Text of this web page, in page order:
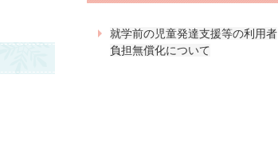
就学前の児童発達支援等の利用者
負担無償化について